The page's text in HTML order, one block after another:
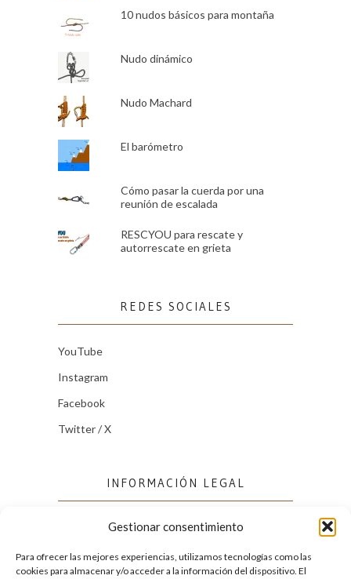
Gestionar consentimiento
Para ofrecer las mejores experiencias, utilizamos tecnologías como las
cookies para almacenar y/o acceder a la información del dispositivo. El
10 nudos básicos para montaña
Nudo dinámico
Nudo Machard
El barómetro
Cómo pasar la cuerda por una
reunión de escalada
RESCYOU para rescate y
autorrescate en grieta
REDES SOCIALES
YouTube
Instagram
Facebook
Twitter / X
INFORMACIÓN LEGAL
Política de cookies (UE)
Política de privacidad